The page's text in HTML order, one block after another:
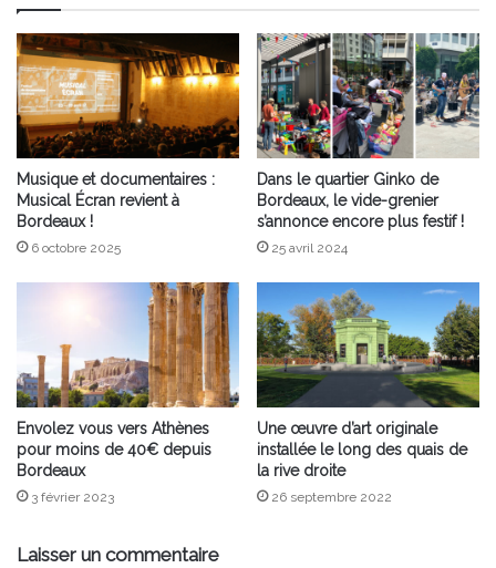
Musique et documentaires :
Musical Écran revient à
Bordeaux !
6 octobre 2025
Dans le quartier Ginko de
Bordeaux, le vide-grenier
s’annonce encore plus festif !
25 avril 2024
Envolez vous vers Athènes
pour moins de 40€ depuis
Bordeaux
3 février 2023
Une œuvre d’art originale
installée le long des quais de
la rive droite
26 septembre 2022
Laisser un commentaire